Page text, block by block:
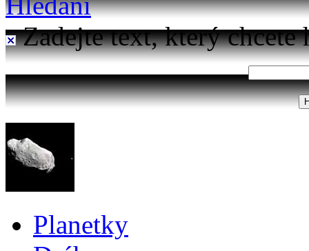
Zadejte text, který chcete
Planetky